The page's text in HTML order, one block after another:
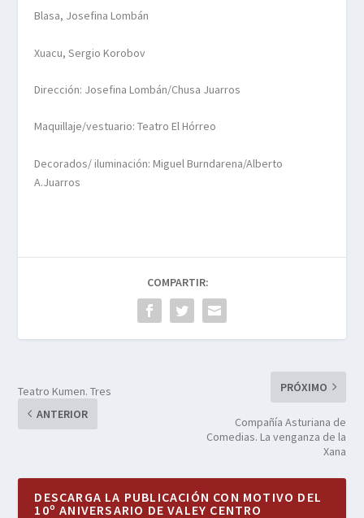
Blasa, Josefina Lombán
Xuacu, Sergio Korobov
Dirección: Josefina Lombán/Chusa Juarros
Maquillaje/vestuario: Teatro El Hórreo
Decorados/ iluminación: Miguel Burndarena/Alberto
A.Juarros
COMPARTIR:
Teatro Kumen. Tres
ANTERIOR
PRÓXIMO
Compañía Asturiana de
Comedias. La venganza de la
Xana
DESCARGA LA PUBLICACIÓN CON MOTIVO DEL
10º ANIVERSARIO DE VALEY CENTRO